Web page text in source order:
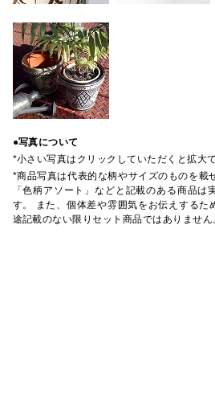
●写真について
*小さい写真はクリックしていただくと拡大
*商品写真は代表的な柄やサイズのものを
「色柄アソート」などと記載のある商品
す。 また、個体差や雰囲気をお伝えする
途記載のない限りセット商品ではありません